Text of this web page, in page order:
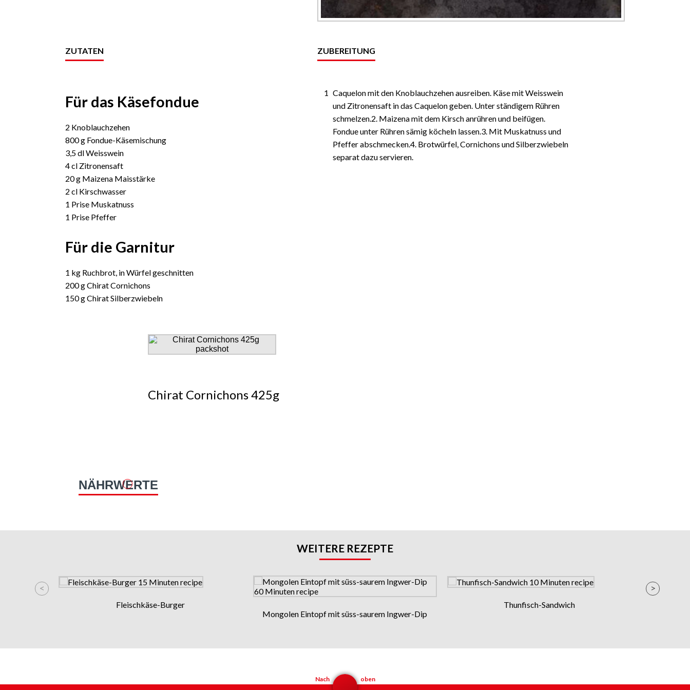
ZUTATEN
Für das Käsefondue
2 Knoblauchzehen
800 g Fondue-Käsemischung
3,5 dl Weisswein
4 cl Zitronensaft
20 g Maizena Maisstärke
2 cl Kirschwasser
1 Prise Muskatnuss
1 Prise Pfeffer
Für die Garnitur
1 kg Ruchbrot, in Würfel geschnitten
200 g Chirat Cornichons
150 g Chirat Silberzwiebeln
ZUBEREITUNG
1 Caquelon mit den Knoblauchzehen ausreiben. Käse mit Weisswein
und Zitronensaft in das Caquelon geben. Unter ständigem Rühren
schmelzen.2. Maizena mit dem Kirsch anrühren und beifügen.
Fondue unter Rühren sämig köcheln lassen.3. Mit Muskatnuss und
Pfeffer abschmecken.4. Brotwürfel, Cornichons und Silberzwiebeln
separat dazu servieren.
Chirat Cornichons 425g
NÄHRWERTE
WEITERE REZEPTE
Fleischkäse-Burger
Mongolen Eintopf mit süss-saurem Ingwer-Dip
Thunfisch-Sandwich
Nach oben